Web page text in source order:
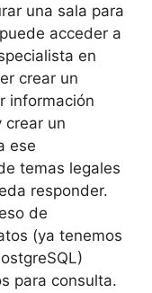
una sala para
acceder a
en
crear un
información
crear un
ese
temas legales
responder.
de
(ya tenemos
para consulta.